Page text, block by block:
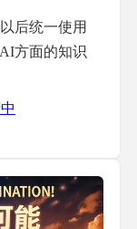
后统一使用
方面的知识